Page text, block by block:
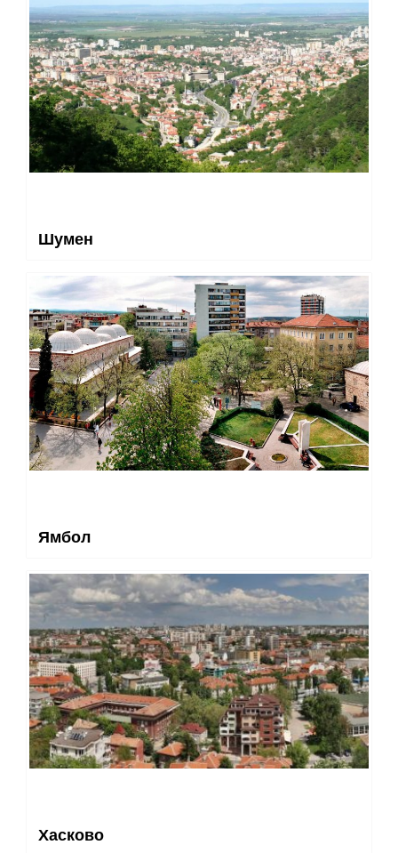
Шумен
Ямбол
Хасково